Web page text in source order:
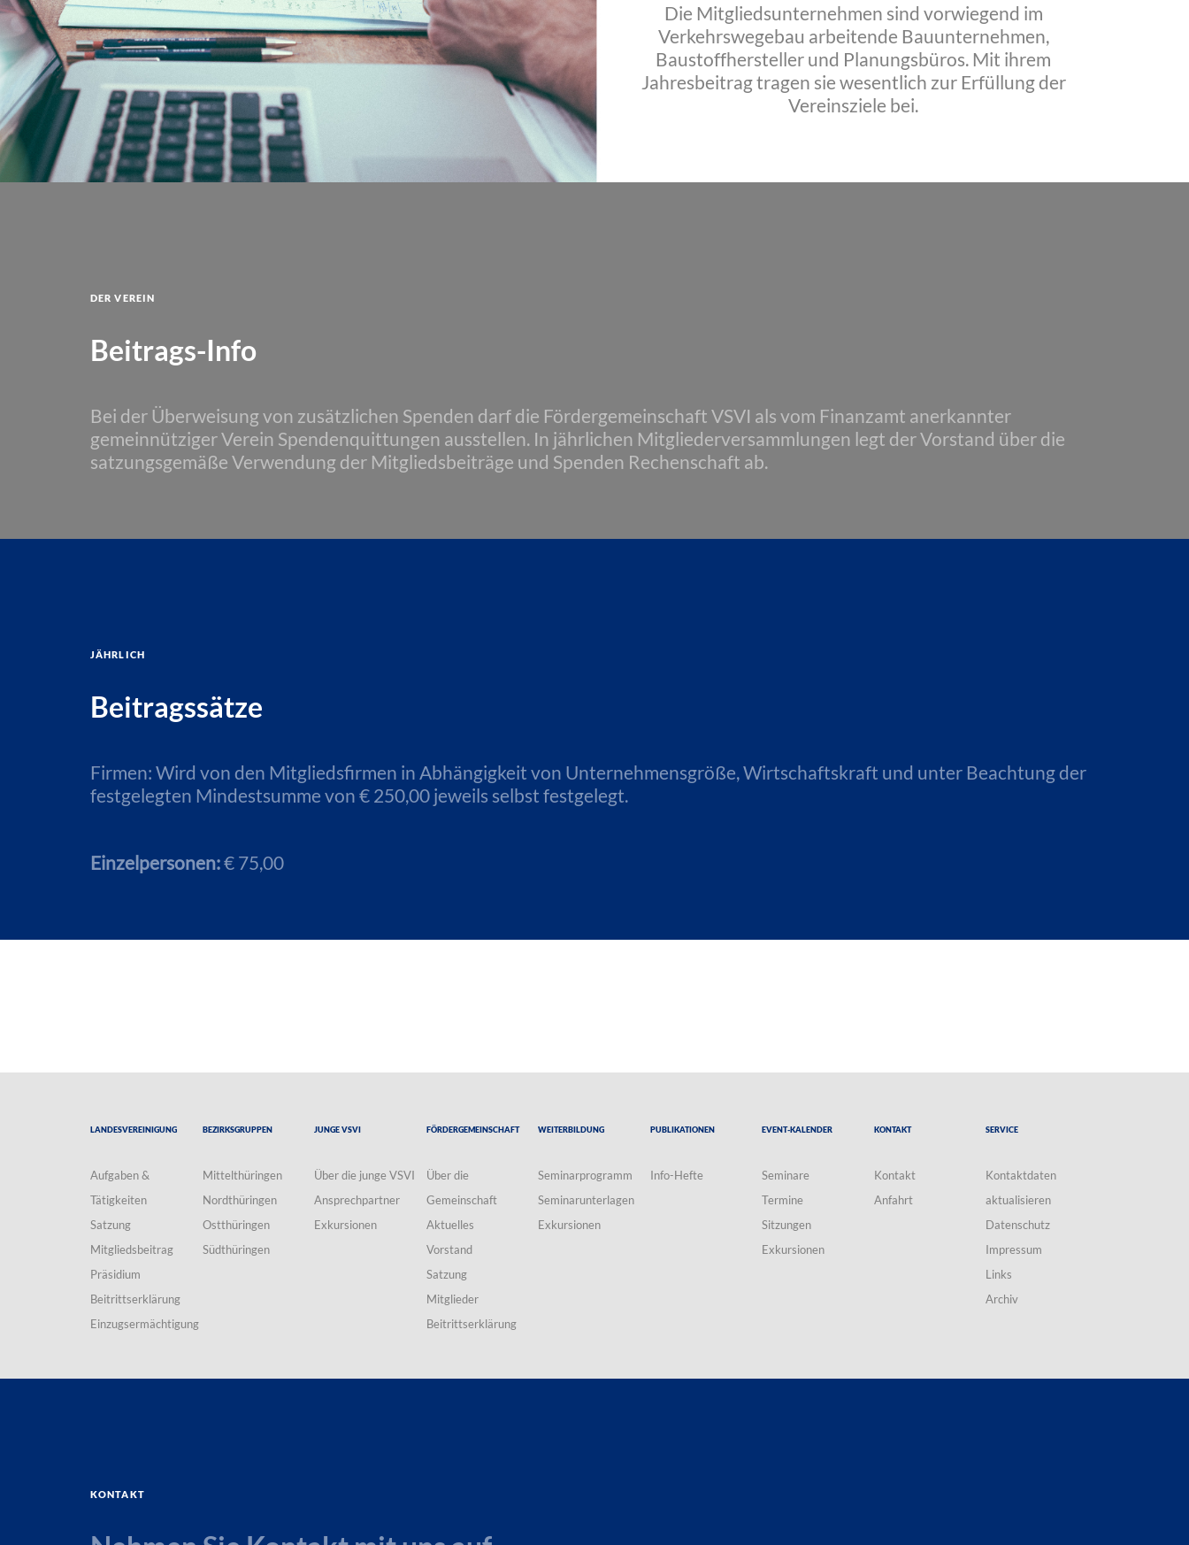
Die Mitgliedsunternehmen sind vorwiegend im
Verkehrswegebau arbeitende Bauunternehmen,
Baustoffhersteller und Planungsbüros. Mit ihrem
Jahresbeitrag tragen sie wesentlich zur Erfüllung der
Vereinsziele bei.
Der Verein
Beitrags-Info
Bei der Überweisung von zusätzlichen Spenden darf die Fördergemeinschaft VSVI als vom Finanzamt anerkannter
gemeinnütziger Verein Spendenquittungen ausstellen. In jährlichen Mitgliederversammlungen legt der Vorstand über die
satzungsgemäße Verwendung der Mitgliedsbeiträge und Spenden Rechenschaft ab.
jährlich
Beitragssätze
Firmen: Wird von den Mitgliedsfirmen in Abhängigkeit von Unternehmensgröße, Wirtschaftskraft und unter Beachtung der
festgelegten Mindestsumme von € 250,00 jeweils selbst festgelegt.
Einzelpersonen:€ 75,00
Landesvereinigung
Aufgaben &
Tätigkeiten
Satzung
Mitgliedsbeitrag
Präsidium
Beitrittserklärung
Einzugsermächtigung
Bezirksgruppen
Mittelthüringen
Nordthüringen
Ostthüringen
Südthüringen
Junge VSVI
Über die junge VSVI
Ansprechpartner
Exkursionen
Fördergemeinschaft
Über die
Gemeinschaft
Aktuelles
Vorstand
Satzung
Mitglieder
Beitrittserklärung
Weiterbildung
Seminarprogramm
Seminarunterlagen
Exkursionen
Publikationen
Info-Hefte
Event-Kalender
Seminare
Termine
Sitzungen
Exkursionen
Kontakt
Kontakt
Anfahrt
Service
Kontaktdaten
aktualisieren
Datenschutz
Impressum
Links
Archiv
Kontakt